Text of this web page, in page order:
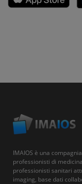
IMAIOS è una
professionisti di
professionisti sanitari
imaging, base dati